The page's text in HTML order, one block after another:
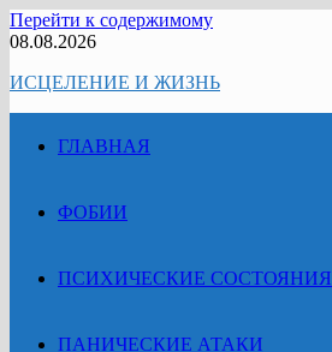
Перейти к содержимому
08.08.2026
ИСЦЕЛЕНИЕ И ЖИЗНЬ
ГЛАВНАЯ
ФОБИИ
ПСИХИЧЕСКИЕ СОСТОЯНИЯ
ПАНИЧЕСКИЕ АТАКИ